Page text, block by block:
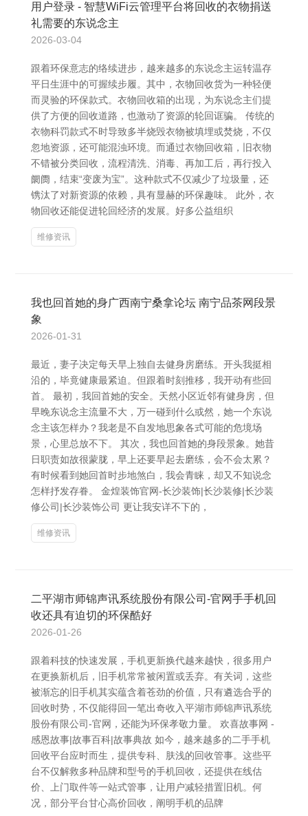
用户登录 - 智慧WiFi云管理平台将回收的衣物捐送
礼需要的东说念主
2026-03-04
跟着环保意志的络续进步，越来越多的东说念主运转温存
平日生涯中的可握续步履。其中，衣物回收货为一种轻便
而灵验的环保款式。衣物回收箱的出现，为东说念主们提
供了方便的回收道路，也激动了资源的轮回诓骗。 传统的
衣物科罚款式不时导致多半烧毁衣物被填埋或焚烧，不仅
忽地资源，还可能混浊环境。而通过衣物回收箱，旧衣物
不错被分类回收，流程清洗、消毒、再加工后，再行投入
阛阓，结束“变废为宝”。这种款式不仅减少了垃圾量，还
镌汰了对新资源的依赖，具有显赫的环保趣味。 此外，衣
物回收还能促进轮回经济的发展。好多公益组织
维修资讯
我也回首她的身广西南宁桑拿论坛 南宁品茶网段景
象
2026-01-31
最近，妻子决定每天早上独自去健身房磨练。开头我挺相
沿的，毕竟健康最紧迫。但跟着时刻推移，我开动有些回
首。 最初，我回首她的安全。天然小区近邻有健身房，但
早晚东说念主流量不大，万一碰到什么或然，她一个东说
念主该怎样办？我老是不自发地思象各式可能的危境场
景，心里总放不下。 其次，我也回首她的身段景象。她昔
日职责如故很蒙胧，早上还要早起去磨练，会不会太累？
有时候看到她回首时步地煞白，我会青睐，却又不知说念
怎样抒发存眷。 金煌装饰官网-长沙装饰|长沙装修|长沙装
修公司|长沙装饰公司 更让我安详不下的，
维修资讯
二平湖市师锦声讯系统股份有限公司-官网手手机回
收还具有迫切的环保酷好
2026-01-26
跟着科技的快速发展，手机更新换代越来越快，很多用户
在更换新机后，旧手机常常被闲置或丢弃。有关词，这些
被渐忘的旧手机其实蕴含着苍劲的价值，只有遴选合乎的
回收时势，不仅能得回一笔出奇收入平湖市师锦声讯系统
股份有限公司-官网，还能为环保孝敬力量。 欢喜故事网 -
感恩故事|故事百科|故事典故 如今，越来越多的二手手机
回收平台应时而生，提供专科、肤浅的回收管事。这些平
台不仅解救多种品牌和型号的手机回收，还提供在线估
价、上门取件等一站式管事，让用户减轻措置旧机。何
况，部分平台甘心高价回收，阐明手机的品牌